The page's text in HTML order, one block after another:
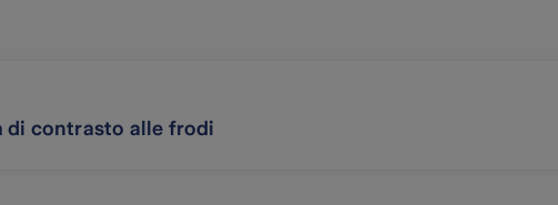
di contrasto alle frodi